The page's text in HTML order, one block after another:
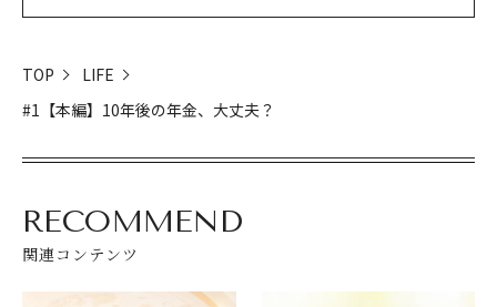
TOP
LIFE
#1【本編】10年後の年金、大丈夫？
RECOMMEND
関連コンテンツ